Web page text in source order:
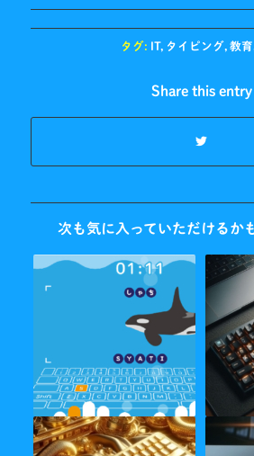
タグ: IT, タイピング,教育
Share this entry
次も気に入っていただけるか